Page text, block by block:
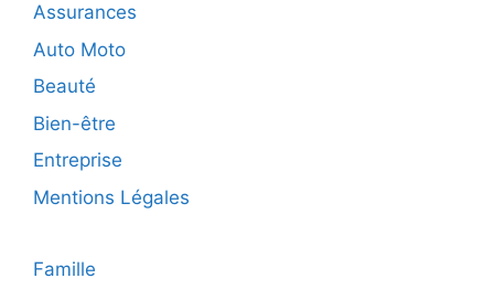
Assurances
Auto Moto
Beauté
Bien-être
Entreprise
Mentions Légales
Famille